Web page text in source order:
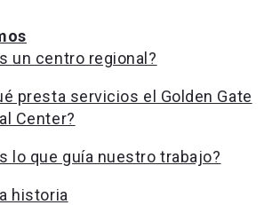
un centro regional?
presta servicios el Golden Gate
Center?
lo que guía nuestro trabajo?
historia